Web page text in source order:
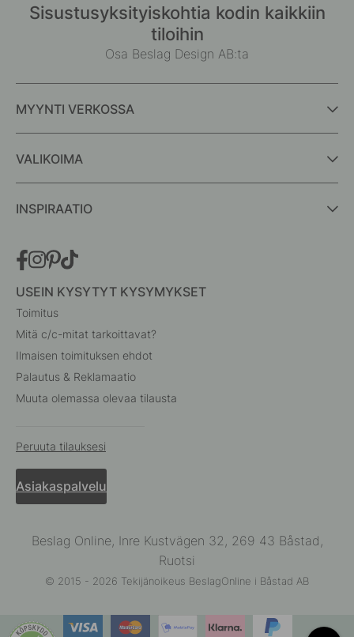
Sisustusyksityiskohtia kodin kaikkiin
tiloihin
Osa Beslag Design AB:ta
MYYNTI VERKOSSA
VALIKOIMA
INSPIRAATIO
USEIN KYSYTYT KYSYMYKSET
Toimitus
Mitä c/c-mitat tarkoittavat?
Ilmaisen toimituksen ehdot
Palautus & Reklamaatio
Muuta olemassa olevaa tilausta
Peruuta tilauksesi
Asiakaspalvelu
Beslag Online, Inre Kustvägen 32, 269 43 Båstad,
Ruotsi
© 2015 - 2026 Tekijänoikeus BeslagOnline i Båstad AB